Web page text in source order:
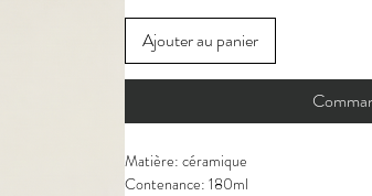
Ajouter au panier
Matière: céramique
Contenance: 180ml